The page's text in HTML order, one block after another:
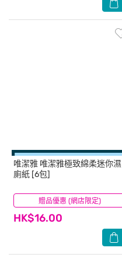
贈品優惠 (網店限定)
唯潔雅 唯潔雅極致綿柔迷你濕
廁紙 [6包]
HK$16.00
(31)